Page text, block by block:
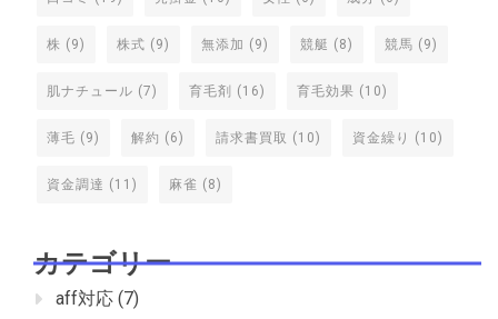
株 (9) 株式 (9) 無添加 (9) 競艇 (8) 競馬 (9)
肌ナチュール (7) 育毛剤 (16) 育毛効果 (10)
薄毛 (9) 解約 (6) 請求書買取 (10) 資金繰り (10)
資金調達 (11) 麻雀 (8)
カテゴリー
aff対応 (7)